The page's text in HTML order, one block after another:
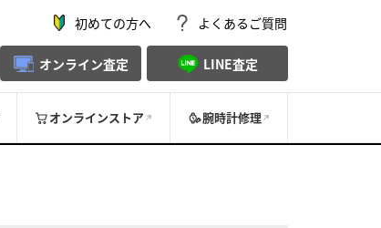
初めての方へ よくあるご質問
オンライン査定 LINE査定
オンラインストア 腕時計修理